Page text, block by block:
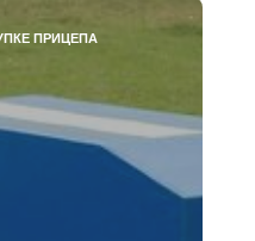
ПРИЦЕПА